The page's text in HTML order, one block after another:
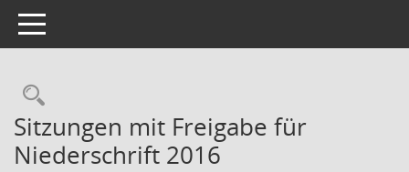
Toggle navigation
Rechercheauswahl
Sitzungen mit Freigabe für
Niederschrift 2016